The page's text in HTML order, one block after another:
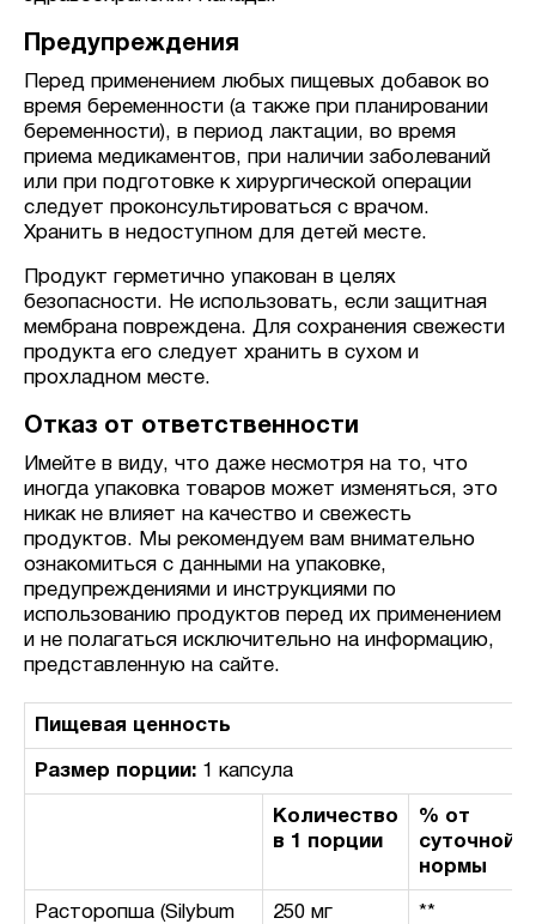
Предупреждения
Перед применением любых пищевых добавок во
время беременности (а также при планировании
беременности), в период лактации, во время
приема медикаментов, при наличии заболеваний
или при подготовке к хирургической операции
следует проконсультироваться с врачом.
Хранить в недоступном для детей месте.
Продукт герметично упакован в целях
безопасности. Не использовать, если защитная
мембрана повреждена. Для сохранения свежести
продукта его следует хранить в сухом и
прохладном месте.
Отказ от ответственности
Имейте в виду, что даже несмотря на то, что
иногда упаковка товаров может изменяться, это
никак не влияет на качество и свежесть
продуктов. Мы рекомендуем вам внимательно
ознакомиться с данными на упаковке,
предупреждениями и инструкциями по
использованию продуктов перед их применением
и не полагаться исключительно на информацию,
представленную на сайте.
Пищевая ценность
Размер порции: 1 капсула
Количество
в 1 порции
% от
суточной
нормы
Расторопша (Silybum
250 мг **